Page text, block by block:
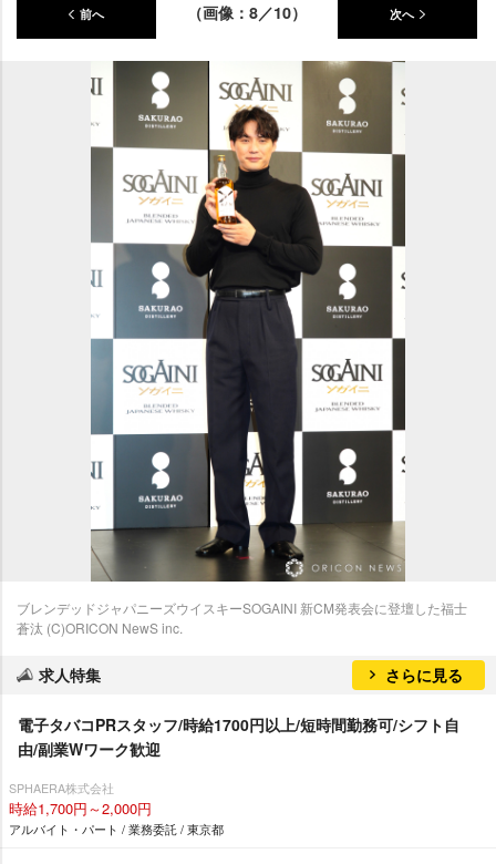
前へ （画像：8／10） 次へ
ブレンデッドジャパニーズウイスキーSOGAINI 新CM発表会に登壇した福士
蒼汰 (C)ORICON NewS inc.
求人特集 さらに見る
電子タバコPRスタッフ/時給1700円以上/短時間勤務可/シフト自
由/副業Wワーク歓迎
SPHAERA株式会社
時給1,700円～2,000円
アルバイト・パート / 業務委託 / 東京都